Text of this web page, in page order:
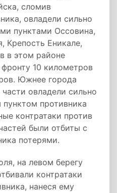
сломив
овладели сильно
пунктами Оссовина,
Крепость Еникале,
в этом районе
10 километров
Южнее города
овладели сильно
противника
контратаки против
были отбиты с
потерями.
на левом берегу
контратаки
нанеся ему